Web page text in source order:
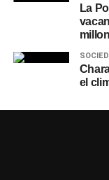
La
el